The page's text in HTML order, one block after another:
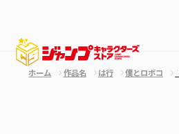
ホーム 作品名 は行 僕とロボコ